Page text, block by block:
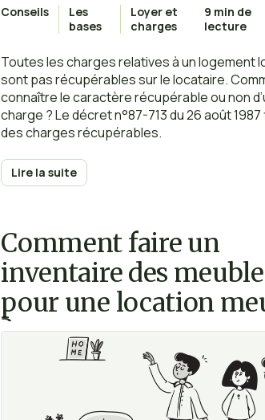
Conseils
Les
bases
Loyer et
charges
9 min de
lecture
Toutes les charges relatives à un logement
sont pas récupérables sur le locataire.
connaître le caractère récupérable ou non
charge ? Le décret n°87-713 du 26 août
des charges récupérables.
Lire la suite
Comment faire un
inventaire des
pour une location
?